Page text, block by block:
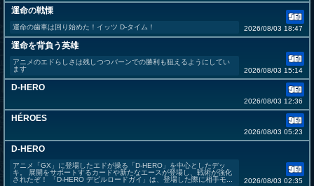
運命の戦慄
運命の歯車は回り始めた！イッツ D-タイム！ 2026/08/03 18:47
運命を背負う英雄
アニメのエドらしさは残しつつバーンでの勝利も狙えるようにしてい
ます
2026/08/03 15:14
D-HERO
2026/08/03 12:36
HÉROES
2026/08/03 05:23
D-HERO
アニメ「GX」に登場したエドが操る「D-HERO」を中心としたデッ
キ。 展開をサポートするカードや新たなエースが登場し、戦術が強化
されたぞ！ 「D-HERO デビルロードガイ」は、登場した際に相手モ...
2026/08/03 02:35